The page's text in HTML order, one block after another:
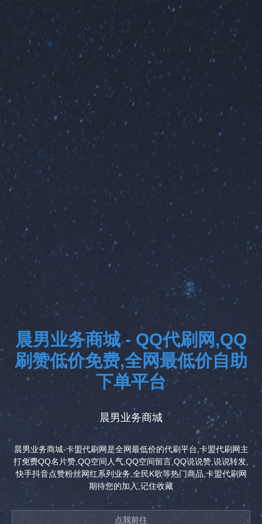
晨男业务商城 - QQ代刷网,QQ
刷赞低价免费,全网最低价自助
下单平台
晨男业务商城
晨男业务商城-卡盟代刷网是全网最低价的代刷平台,卡盟代刷网主
打免费QQ名片赞,QQ空间人气,QQ空间留言,QQ说说赞,说说转发,
快手抖音点赞粉丝网红系列业务,全民K歌等热门商品,卡盟代刷网
期待您的加入,记住收藏
点我前往